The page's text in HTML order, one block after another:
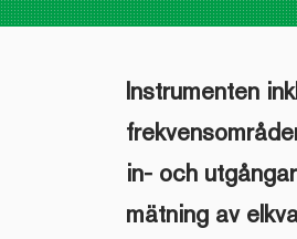
Instrumenten
in- och
mätning av